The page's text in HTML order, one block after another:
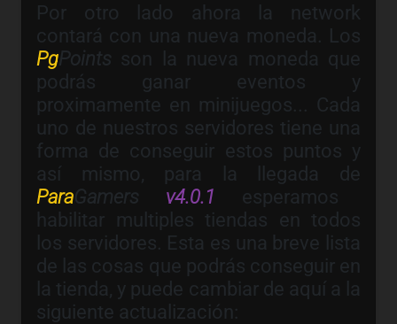
Por otro lado ahora la network
contará con una nueva moneda. Los
PgPoints son la nueva moneda que
podrás ganar eventos y
proximamente en minijuegos... Cada
uno de nuestros servidores tiene una
forma de conseguir estos puntos y
así mismo, para la llegada de
ParaGamers v4.0.1 esperamos
habilitar multiples tiendas en todos
los servidores. Esta es una breve lista
de las cosas que podrás conseguir en
la tienda, y puede cambiar de aquí a la
siguiente actualización: